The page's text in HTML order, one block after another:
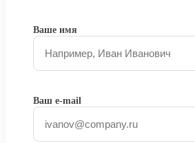
Ваше имя
Ваш e-mail